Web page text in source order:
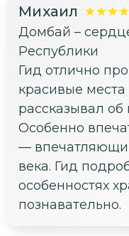
Михаил
Домбай –
Республики
Гид отлично
красивые
рассказывал об
Особенно
—
века. Гид
особенностях
познавательно.